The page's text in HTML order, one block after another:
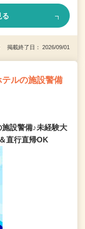
る
掲載終了日： 2026/09/01
ルの施設警備
設警備♪未経験大
直行直帰OK